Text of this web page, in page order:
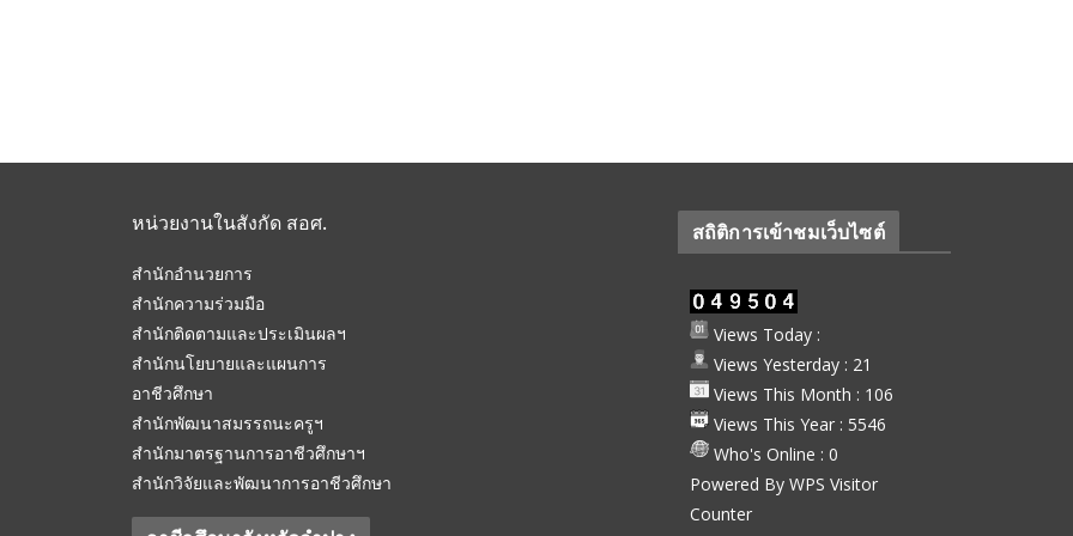
หน่วยงานในสังกัด สอศ.
สำนักอำนวยการ
สำนักความร่วมมือ
สำนักติดตามและประเมินผลฯ
สำนักนโยบายและแผนการ
อาชีวศึกษา
สำนักพัฒนาสมรรถนะครูฯ
สำนักมาตรฐานการอาชีวศึกษาฯ
สำนักวิจัยและพัฒนาการอาชีวศึกษา
สถิติการเข้าชมเว็บไซต์
Views Today :
Views Yesterday : 21
Views This Month : 106
Views This Year : 5546
Who's Online : 0
Powered By WPS Visitor
Counter